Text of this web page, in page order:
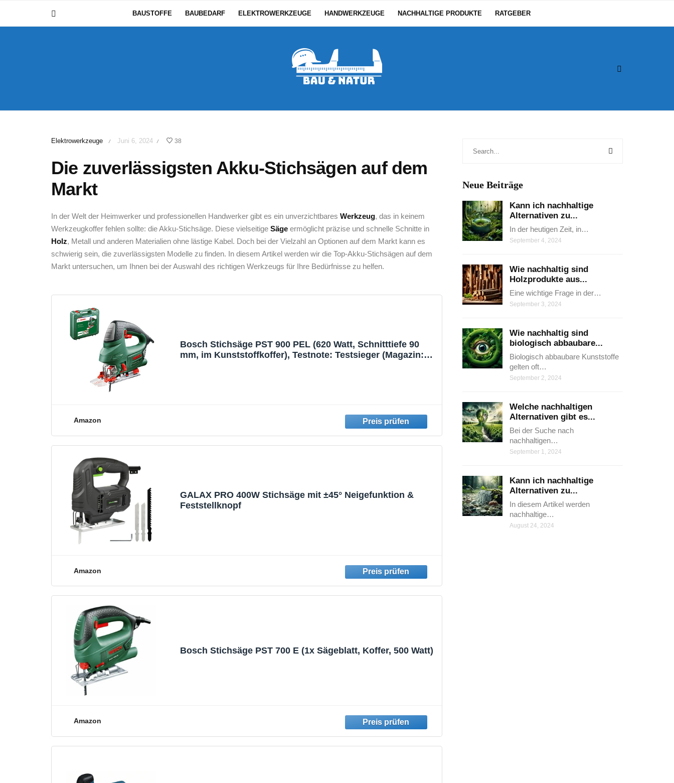
BAUSTOFFE BAUBEDARF ELEKTROWERKZEUGE HANDWERKZEUGE NACHHALTIGE PRODUKTE RATGEBER
Elektrowerkzeuge / Juni 6, 2024 / 38
Die zuverlässigsten Akku-Stichsägen auf dem
Markt
In ⁤der Welt der Heimwerker und ‍professionellen Handwerker gibt es ein unverzichtbares Werkzeug, das⁤ in keinem
Werkzeugkoffer fehlen sollte: die ‌Akku-Stichsäge. Diese vielseitige Säge ermöglicht ⁢präzise und schnelle Schnitte in
Holz,‌ Metall ⁢und⁤ anderen Materialien ohne lästige Kabel. Doch bei der Vielzahl an Optionen auf dem Markt kann es
schwierig sein, ⁣die zuverlässigsten Modelle ‌zu finden.‌ In diesem Artikel werden wir die Top-Akku-Stichsägen auf dem
Markt untersuchen, ​um Ihnen bei der Auswahl des richtigen Werkzeugs für​ Ihre Bedürfnisse zu ⁣helfen.
Bosch Stichsäge PST 900 PEL (620 Watt, Schnitttiefe 90
mm, im Kunststoffkoffer), Testnote: Testsieger (Magazin:
Amazon
GALAX PRO 400W Stichsäge mit ±45° Neigefunktion &
Feststellknopf
Amazon
Bosch Stichsäge PST 700 E (1x Sägeblatt, Koffer, 500 Watt)
Amazon
Neue Beiträge
Kann ich nachhaltige
Alternativen zu...
In der heutigen Zeit, in…
September 4, 2024
Wie nachhaltig sind
Holzprodukte aus...
Eine wichtige Frage in der…
September 3, 2024
Wie nachhaltig sind
biologisch abbaubare...
Biologisch abbaubare Kunststoffe
gelten oft…
September 2, 2024
Welche nachhaltigen
Alternativen gibt es...
Bei der Suche nach
nachhaltigen…
September 1, 2024
Kann ich nachhaltige
Alternativen zu...
In diesem Artikel werden
nachhaltige…
August 24, 2024